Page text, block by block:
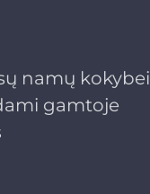
namų kokybei
gamtoje